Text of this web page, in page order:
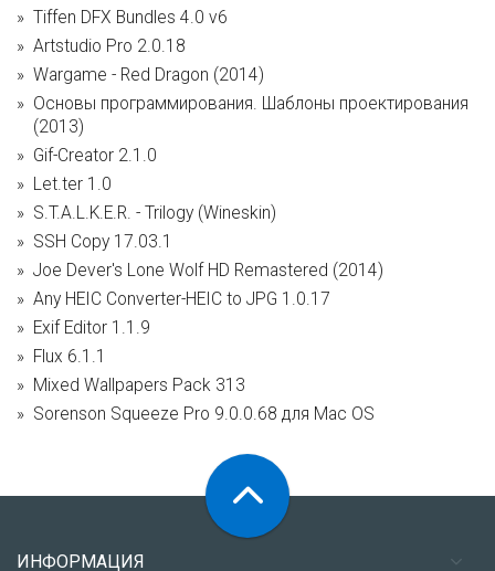
Tiffen DFX Bundles 4.0 v6
Artstudio Pro 2.0.18
Wargame - Red Dragon (2014)
Основы программирования. Шаблоны проектирования
(2013)
Gif-Creator 2.1.0
Let.ter 1.0
S.T.A.L.K.E.R. - Trilogy (Wineskin)
SSH Copy 17.03.1
Joe Dever's Lone Wolf HD Remastered (2014)
Any HEIC Converter-HEIC to JPG 1.0.17
Exif Editor 1.1.9
Flux 6.1.1
Mixed Wallpapers Pack 313
Sorenson Squeeze Pro 9.0.0.68 для Mac OS
ИНФОРМАЦИЯ